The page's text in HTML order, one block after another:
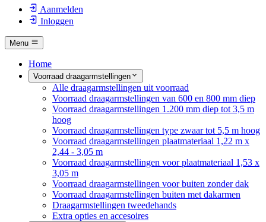
Aanmelden
Inloggen
Menu
Home
Voorraad draagarmstellingen
Alle draagarmstellingen uit voorraad
Voorraad draagarmstellingen van 600 en 800 mm diep
Voorraad draagarmstellingen 1.200 mm diep tot 3,5 m
hoog
Voorraad draagarmstellingen type zwaar tot 5,5 m hoog
Voorraad draagarmstellingen plaatmateriaal 1,22 m x
2,44 - 3,05 m
Voorraad draagarmstellingen voor plaatmateriaal 1,53 x
3,05 m
Voorraad draagarmstellingen voor buiten zonder dak
Voorraad draagarmstellingen buiten met dakarmen
Draagarmstellingen tweedehands
Extra opties en accesoires